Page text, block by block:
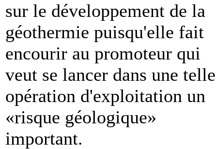
sur le développement de la
géothermie puisqu'elle fait
encourir au promoteur qui
veut se lancer dans une telle
opération d'exploitation un
«risque géologique»
important.